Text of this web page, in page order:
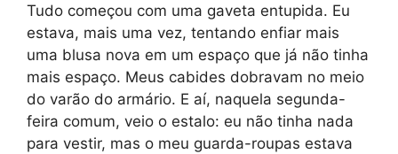
Tudo começou com uma gaveta entupida. Eu
estava, mais uma vez, tentando enfiar mais
uma blusa nova em um espaço que já não tinha
mais espaço. Meus cabides dobravam no meio
do varão do armário. E aí, naquela segunda-
feira comum, veio o estalo: eu não tinha nada
para vestir, mas o meu guarda-roupas estava